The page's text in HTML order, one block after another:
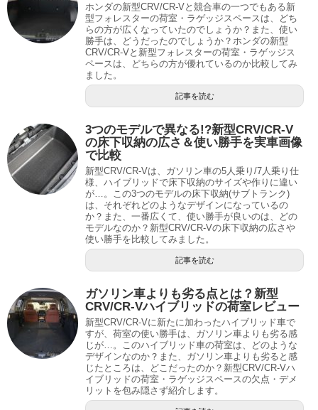
ホンダの新型CRV/CR-Vと競合車の一つでもある新
型フォレスターの荷室・ラゲッジスペースは、どち
らの方が広くなっていたのでしょうか？また、使い
勝手は、どうだったのでしょうか？ホンダの新型
CRV/CR-Vと新型フォレスターの荷室・ラゲッジス
ペースは、どちらの方が優れているのか比較してみ
ました。
記事を読む
3つのモデルで異なる!?新型CRV/CR-V
の床下収納の広さ＆使い勝手を実車画像
で比較
新型CRV/CR-Vは、ガソリン車の5人乗り/7人乗り仕
様、ハイブリッドで床下収納のサイズや作りに違い
が…。この3つのモデルの床下収納(サブトランク)
は、それぞれどのようなデザインになっているの
か？また、一番広くて、使い勝手が良いのは、どの
モデルなのか？新型CRV/CR-Vの床下収納の広さや
使い勝手を比較してみました。
記事を読む
ガソリン車よりも劣る点とは？新型
CRV/CR-Vハイブリッドの荷室レビュー
新型CRV/CR-Vに新たに加わったハイブリッド車で
すが、荷室の使い勝手は、ガソリン車よりも劣る感
じが…。このハイブリッド車の荷室は、どのような
デザインなのか？また、ガソリン車よりも劣ると感
じたところは、どこだったのか？新型CRV/CR-Vハ
イブリッドの荷室・ラゲッジスペースの欠点・デメ
リットを包み隠さず紹介します。